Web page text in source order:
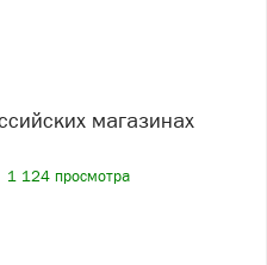
1 124 просмотра